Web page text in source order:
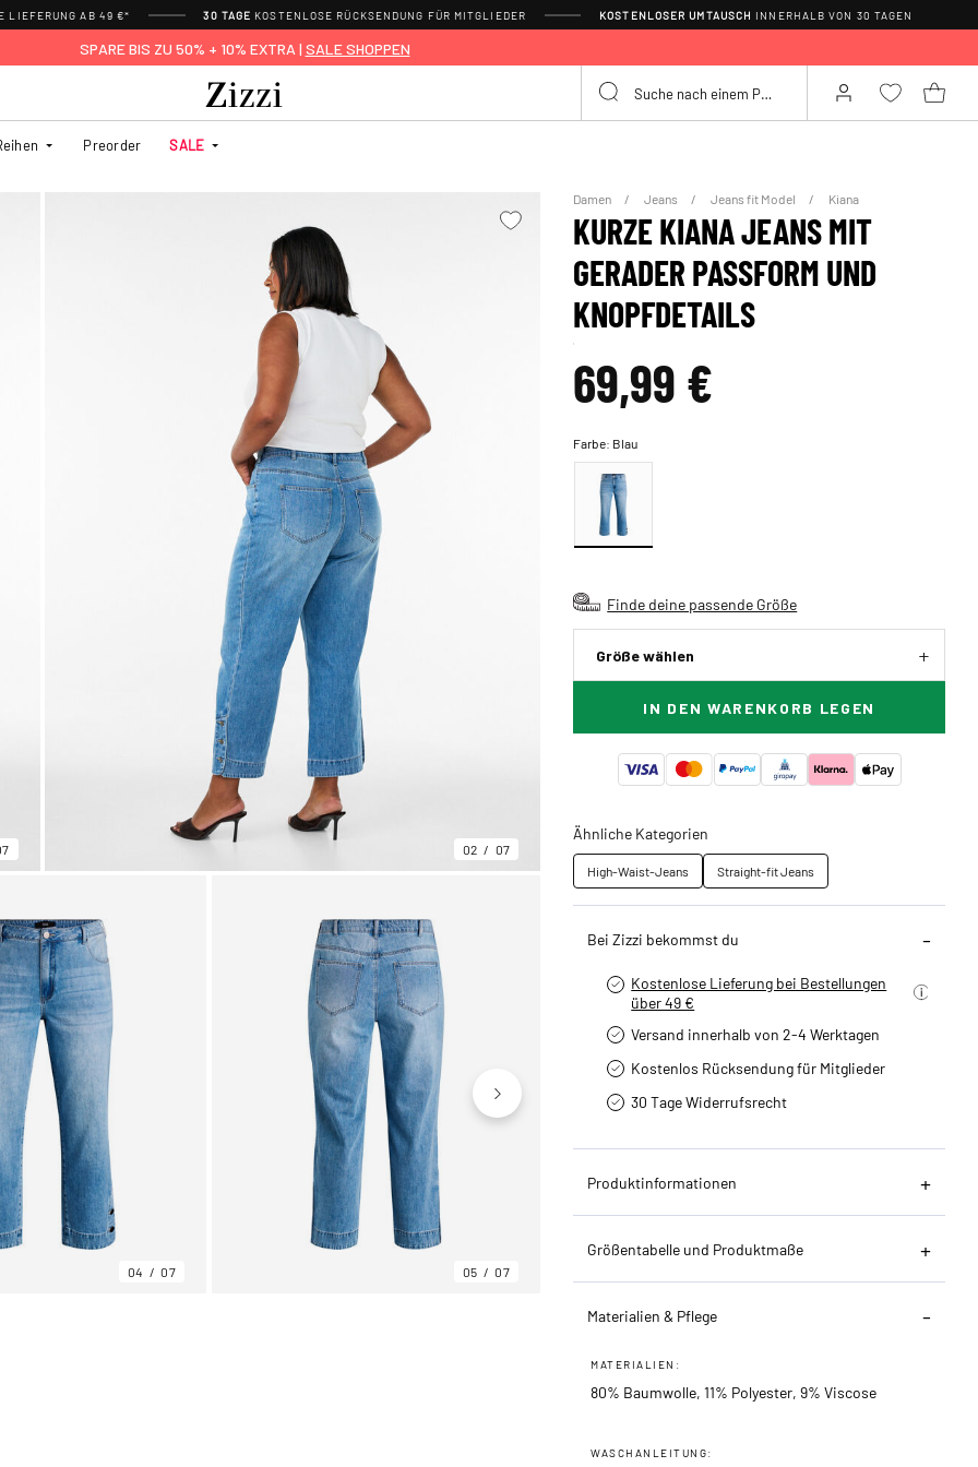
LIEFERUNG AB 49 €* 30 TAGE KOSTENLOSE RÜCKSENDUNG FÜR MITGLIEDER KOSTENLOSER UMTAUSCH INNERHALB VON 30 TAGEN
SPARE BIS ZU 50% + 10% EXTRA | SALE SHOPPEN
Preorder SALE
02 07
04 07 05 07
Damen Jeans Jeans fit Model Kiana
KURZE KIANA JEANS MIT
GERADER PASSFORM UND
KNOPFDETAILS
69,99 €
Farbe: Blau
Finde deine passende Größe
Größe wählen
IN DEN WARENKORB LEGEN
Ähnliche Kategorien
High-Waist-Jeans Straight-fit Jeans
Bei Zizzi bekommst du
Kostenlose Lieferung bei Bestellungen
über 49 €
Versand innerhalb von 2-4 Werktagen
Kostenlos Rücksendung für Mitglieder
30 Tage Widerrufsrecht
Produktinformationen
Größentabelle und Produktmaße
Materialien & Pflege
MATERIALIEN:
80% Baumwolle, 11% Polyester, 9% Viscose
WASCHANLEITUNG: